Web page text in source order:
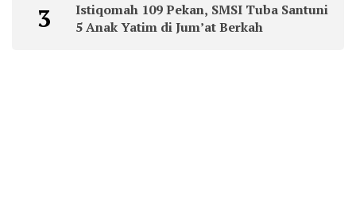
3
Istiqomah 109 Pekan, SMSI Tuba Santuni
5 Anak Yatim di Jum’at Berkah